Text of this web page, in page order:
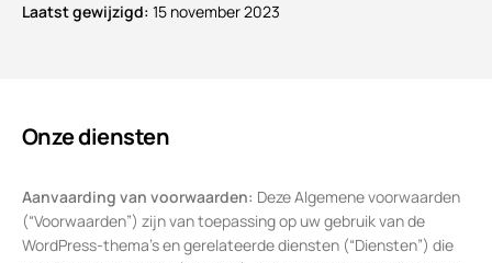
FAQ
Laatst gewijzigd: 15 november 2023
Onze diensten
Aanvaarding van voorwaarden: Deze Algemene voorwaarden
(“Voorwaarden”) zijn van toepassing op uw gebruik van de
WordPress-thema’s en gerelateerde diensten (“Diensten”) die